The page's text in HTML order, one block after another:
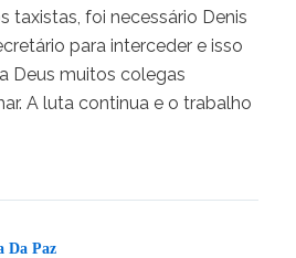
taxistas, foi necessário Denis
para interceder e isso
Deus muitos colegas
A luta continua e o trabalho
Da Paz